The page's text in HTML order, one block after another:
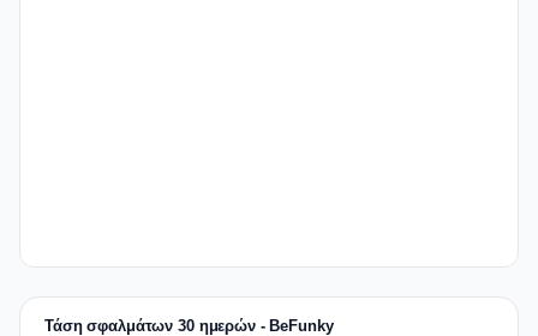
Τάση σφαλμάτων 30 ημερών - BeFunky